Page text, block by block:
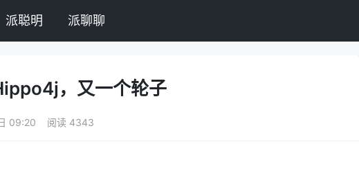
派聪明 派聊聊
，又一个轮子
09:20 阅读 4343